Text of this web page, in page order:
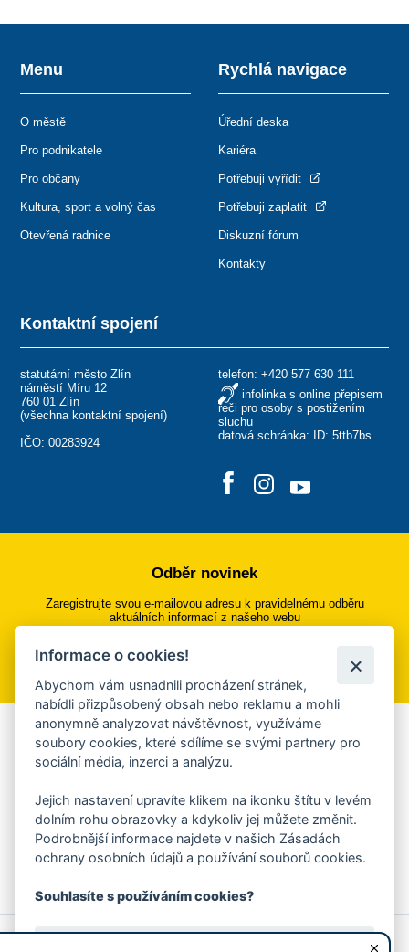
Kontaktní spojení
statutární město Zlín
náměstí Míru 12
760 01 Zlín
(všechna kontaktní spojení)
IČO: 00283924
telefon: +420 577 630 111
infolinka s online přepisem
řeči pro osoby s postižením
sluchu
datová schránka: ID: 5ttb7bs
Menu
O městě
Pro podnikatele
Pro občany
Kultura, sport a volný čas
Otevřená radnice
Rychlá navigace
Úřední deska
Kariéra
Potřebuji vyřídit
Potřebuji zaplatit
Diskuzní fórum
Kontakty
Odběr novinek
Zaregistrujte svou e-mailovou adresu k pravidelnému odběru
aktuálních informací z našeho webu
Přihlásit se k odběru
Aplikace Mobilní rozhlas
Chcete dostávat do svého mobilu či mailu upozornění na
ankety, pozvánky na kulturní a sportovní akce?
Více informací o aplikaci
© 2026 Magistrát města Zlína
Prohlášení o používání cookies
Informace o cookies!
Abychom vám usnadnili procházení stránek,
nabídli přizpůsobený obsah nebo reklamu a mohli
anonymně analyzovat návštěvnost, využíváme
soubory cookies, které sdílíme se svými partnery pro
sociální média, inzerci a analýzu.
Jejich nastavení upravíte klikem na ikonku štítu v levém
dolním rohu obrazovky a kdykoliv jej můžete změnit.
Podrobnější informace najdete v našich Zásadách
ochrany osobních údajů a používání souborů cookies.
Souhlasíte s používáním cookies?